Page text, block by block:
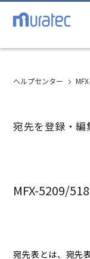
ヘルプセンター
宛先を登録・編
MFX-5209/
宛先表とは、宛先